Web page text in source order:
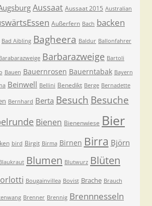
Aussaat Aussaat 2015 Australian
Außerfern Bach backen
Bad Aibling Bagheera Baldur Ballonfahrer
Barbarazweige Bartoli
Bauen Bauernrosen Bauerntabak Bayern
Beinwell Bellini Benedikt Berge Bernadette
Bernhard Berta Besuch Besuche
Bienen Bienenwiese Bier
bird Birgit Birma Birnen Birra Björn
Blumen Blutwurz Blüten
Bougainvillea Bovist Brache Brauch
Brenner Brennig Brennnesseln